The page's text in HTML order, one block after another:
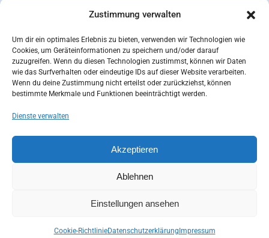
Zustimmung verwalten
Um dir ein optimales Erlebnis zu bieten, verwenden wir Technologien wie
Cookies, um Geräteinformationen zu speichern und/oder darauf
zuzugreifen. Wenn du diesen Technologien zustimmst, können wir Daten
wie das Surfverhalten oder eindeutige IDs auf dieser Website verarbeiten.
Wenn du deine Zustimmung nicht erteilst oder zurückziehst, können
bestimmte Merkmale und Funktionen beeinträchtigt werden.
Dienste verwalten
Akzeptieren
Ablehnen
Einstellungen ansehen
Cookie-RichtlinieDatenschutzerklärung Impressum
Datenschutzerklärung Zahlungsarten Versandarten
AGB Impressum